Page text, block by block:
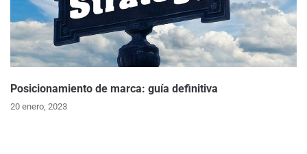
Posicionamiento de marca: guía definitiva
20 enero, 2023